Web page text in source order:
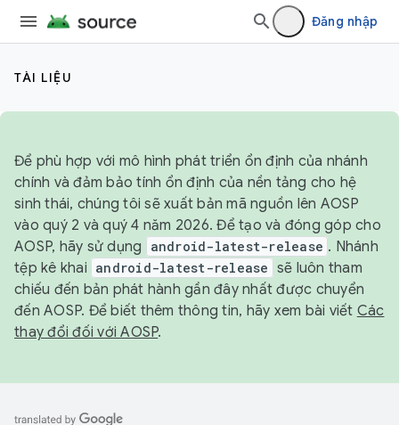
Đăng nhập
TÀI LIỆU
Để phù hợp với mô hình phát triển ổn định của nhánh
chính và đảm bảo tính ổn định của nền tảng cho hệ
sinh thái, chúng tôi sẽ xuất bản mã nguồn lên AOSP
vào quý 2 và quý 4 năm 2026. Để tạo và đóng góp cho
AOSP, hãy sử dụng
android-latest-release . Nhánh
tệp kê khai android-latest-release sẽ luôn tham
chiếu đến bản phát hành gần đây nhất được chuyển
đến AOSP. Để biết thêm thông tin, hãy xem bài viết Các
thay đổi đối với AOSP.